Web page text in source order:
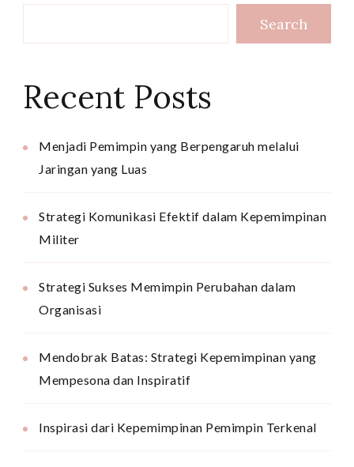
Search
Recent Posts
Menjadi Pemimpin yang Berpengaruh melalui
Jaringan yang Luas
Strategi Komunikasi Efektif dalam Kepemimpinan
Militer
Strategi Sukses Memimpin Perubahan dalam
Organisasi
Mendobrak Batas: Strategi Kepemimpinan yang
Mempesona dan Inspiratif
Inspirasi dari Kepemimpinan Pemimpin Terkenal